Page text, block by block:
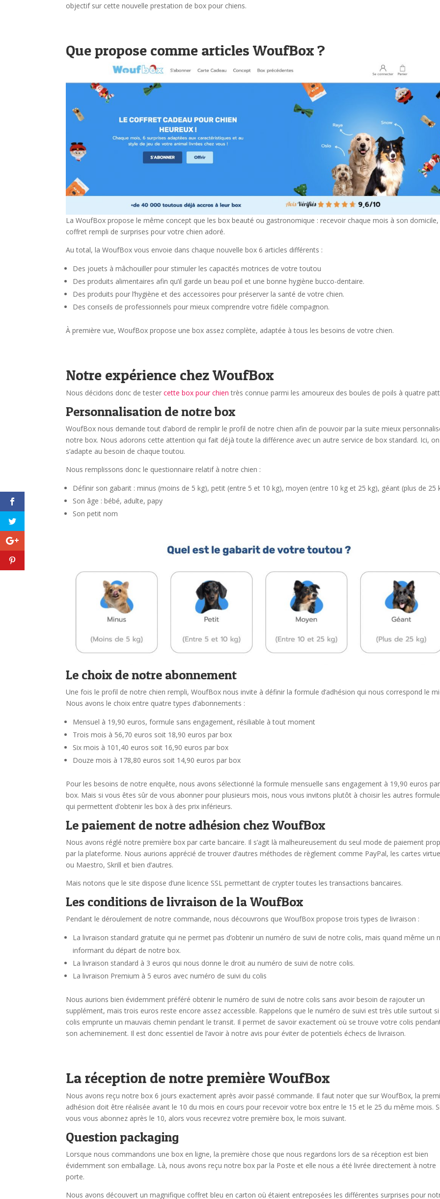
objectif sur cette nouvelle prestation de box pour chiens.
Que propose comme articles WoufBox ?
La WoufBox propose le même concept que les box beauté ou gastronomique : recevoir chaque mois à son
coffret rempli de surprises pour votre chien adoré.
Au total, la WoufBox vous envoie dans chaque nouvelle box 6 articles différents :
Des jouets à mâchouiller pour stimuler les capacités motrices de votre toutou
Des produits alimentaires afin qu’il garde un beau poil et une bonne hygiène bucco-dentaire.
Des produits pour l’hygiène et des accessoires pour préserver la santé de votre chien.
Des conseils de professionnels pour mieux comprendre votre fidèle compagnon.
À première vue, WoufBox propose une box assez complète, adaptée à tous les besoins de votre chien.
Notre expérience chez WoufBox
Nous décidons donc de testercette box pour chien très connue parmi les amoureux des boules de poils à quatre
Personnalisation de notre box
WoufBox nous demande tout d’abord de remplir le profil de notre chien afin de pouvoir par la suite mieux
notre box. Nous adorons cette attention qui fait déjà toute la différence avec un autre service de box standard. Ici, on
s’adapte au besoin de chaque toutou.
Nous remplissons donc le questionnaire relatif à notre chien :
Définir son gabarit : minus (moins de 5 kg), petit (entre 5 et 10 kg), moyen (entre 10 kg et 25 kg), géant (plus de 25
Son âge : bébé, adulte, papy
Son petit nom
Le choix de notre abonnement
Une fois le profil de notre chien rempli, WoufBox nous invite à définir la formule d’adhésion qui nous correspond le
Nous avons le choix entre quatre types d’abonnements :
Mensuel à 19,90 euros, formule sans engagement, résiliable à tout moment
Trois mois à 56,70 euros soit 18,90 euros par box
Six mois à 101,40 euros soit 16,90 euros par box
Douze mois à 178,80 euros soit 14,90 euros par box
Pour les besoins de notre enquête, nous avons sélectionné la formule mensuelle sans engagement à 19,90 euros par
box. Mais si vous êtes sûr de vous abonner pour plusieurs mois, nous vous invitons plutôt à choisir les autres
qui permettent d’obtenir les box à des prix inférieurs.
Le paiement de notre adhésion chez WoufBox
Nous avons réglé notre première box par carte bancaire. Il s’agit là malheureusement du seul mode de paiement
par la plateforme. Nous aurions apprécié de trouver d’autres méthodes de règlement comme PayPal, les cartes
ou Maestro, Skrill et bien d’autres.
Mais notons que le site dispose d’une licence SSL permettant de crypter toutes les transactions bancaires.
Les conditions de livraison de la WoufBox
Pendant le déroulement de notre commande, nous découvrons que WoufBox propose trois types de livraison :
La livraison standard gratuite qui ne permet pas d’obtenir un numéro de suivi de notre colis, mais quand même un
informant du départ de notre box.
La livraison standard à 3 euros qui nous donne le droit au numéro de suivi de notre colis.
La livraison Premium à 5 euros avec numéro de suivi du colis
Nous aurions bien évidemment préféré obtenir le numéro de suivi de notre colis sans avoir besoin de rajouter un
supplément, mais trois euros reste encore assez accessible. Rappelons que le numéro de suivi est très utile surtout
colis emprunte un mauvais chemin pendant le transit. Il permet de savoir exactement où se trouve votre colis
son acheminement. Il est donc essentiel de l’avoir à notre avis pour éviter de potentiels échecs de livraison.
La réception de notre première WoufBox
Nous avons reçu notre box 6 jours exactement après avoir passé commande. Il faut noter que sur WoufBox, la
adhésion doit être réalisée avant le 10 du mois en cours pour recevoir votre box entre le 15 et le 25 du même mois.
vous vous abonnez après le 10, alors vous recevrez votre première box, le mois suivant.
Question packaging
Lorsque nous commandons une box en ligne, la première chose que nous regardons lors de sa réception est bien
évidemment son emballage. Là, nous avons reçu notre box par la Poste et elle nous a été livrée directement à notre
porte.
Nous avons découvert un magnifique coffret bleu en carton où étaient entreposées les différentes surprises pour